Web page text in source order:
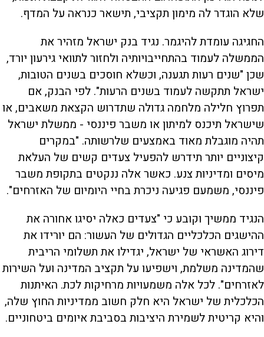
שלא הוגדר לה מימון תקציבי, תישאר כנראה על המדף.
החגיגה עומדת להיגמר. נגיד בנק ישראל מזהיר את
הממשלה לעמוד בהתחייבויותיה ולחזור לתוואי גירעון יורד,
שכן "שנים רעות תגענה, וכשלא חוסכים בשנים הטובות,
ישראל תתקשה לעמוד בשנים הרעות". לפי הבנק, אם
תפרוץ חלילה מלחמה גדולה שתדרוש הקצאת משאבים, או
שישראל תיכנס למיתון או משבר פיננסי - ממשלת ישראל
תהיה מוגבלת מאוד באמצעים שלרשותה. "במקרים
קיצוניים יותר תידרש להפעיל צעדים קשים של העלאת
מיסים ומדיניות צנע. כאשר אלה ננקטים בתקופת משבר
פיננסי, משמעם פגיעה ניכרת בחיי היומיום של האזרחים".
הנגיד ממשיך וקובע כי "צעדים כאלה יסיגו אחורה את
ההישגים הכלכליים הגדולים של העשור: הם יורידו את
דירוג האשראי של ישראל, יגדילו את תשלומי הריבית
שהמדינה משלמת, וישפיעו על תקציב המדינה ועל השירות
לאזרחים". לכל אלה משמעויות מרחיקות לכת. האיתנות
הכלכלית של ישראל היא חלק חשוב ממדיניות החוץ שלה,
והיא קריטית לשמירת היציבות בסביבת איומים ביטחוניים.